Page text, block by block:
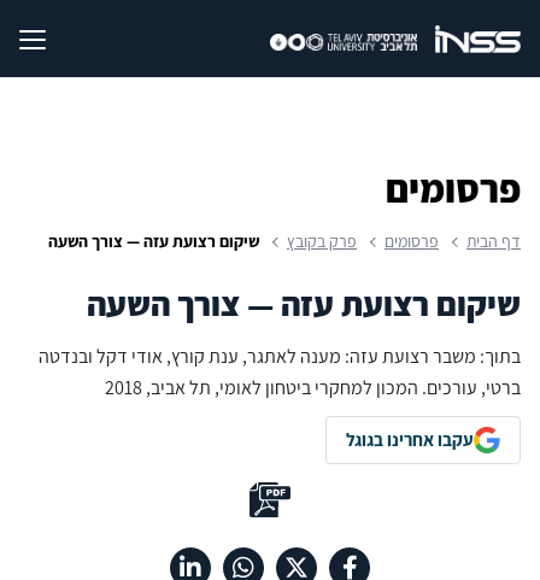
פרסומים
דף הבית פרסומים פרק בקובץ שיקום רצועת עזה — צורך השעה
שיקום רצועת עזה — צורך השעה
בתוך: משבר רצועת עזה: מענה לאתגר, ענת קורץ, אודי דקל ובנדטה
ברטי, עורכים. המכון למחקרי ביטחון לאומי, תל אביב, 2018
עקבו אחרינו בגוגל